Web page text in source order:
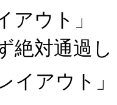
ウト」
絶対通過し
イアウト」